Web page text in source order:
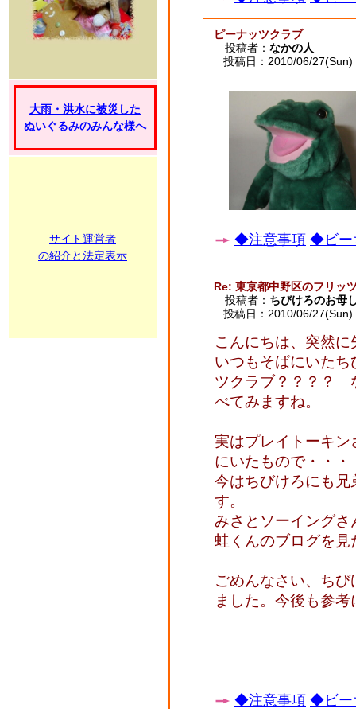
大雨・洪水に被災した
ぬいぐるみのみんな様へ
サイト運営者
の紹介と法定表示
ピーナッツクラブ
投稿者： なかの人
投稿日：2010/06/
◆注意事項 ◆ビー
Re: 東京都中野区のフリッ
投稿者： ちびけろのお母
投稿日：2010/06/
こんにちは、突然に
いつもそばにいた
ツクラブ？？？？
べてみますね。
実はプレイトーキ
にいたもので・・
今はちびけろにも
す。
みさとソーイング
蛙くんのブログを
ごめんなさい、ち
ました。今後も参
◆注意事項 ◆ビー